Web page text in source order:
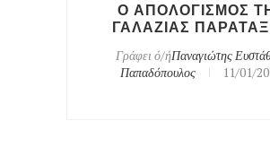
Ο ΑΠΟΛΟΓΙΣΜΟΣ
ΓΑΛΑΖΙΑΣ
Γράφει ό/ήΠαναγιώτης
Παπαδόπουλος
11/01/